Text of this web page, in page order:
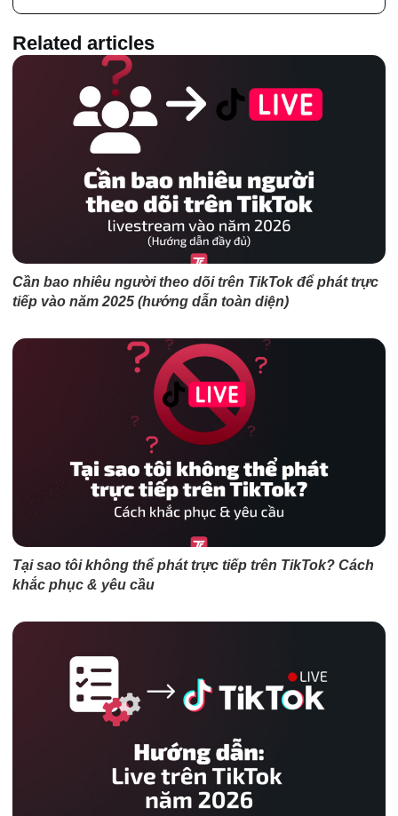
Related articles
Cần bao nhiêu người theo dõi trên TikTok để phát trực
tiếp vào năm 2025 (hướng dẫn toàn diện)
Tại sao tôi không thể phát trực tiếp trên TikTok? Cách
khắc phục & yêu cầu